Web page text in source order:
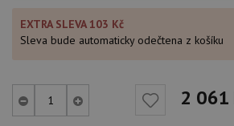
EXTRA SLEVA 103 Kč
Sleva bude automaticky odečtena z košíku
2 061